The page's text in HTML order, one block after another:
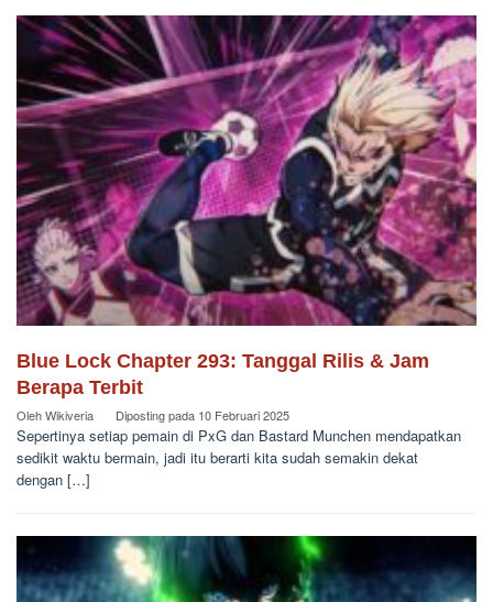
Blue Lock Chapter 293: Tanggal Rilis & Jam
Berapa Terbit
OlehWikiveria Diposting pada 10 Februari 2025
Sepertinya setiap pemain di PxG dan Bastard Munchen mendapatkan
sedikit waktu bermain, jadi itu berarti kita sudah semakin dekat
dengan […]